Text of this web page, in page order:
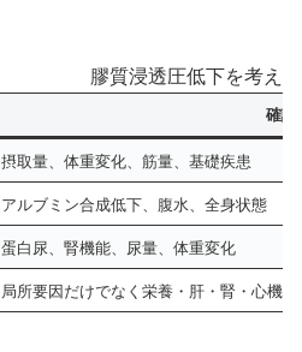
膠質浸透圧低下を考え
確認
摂取量、体重変化、筋量、基礎疾患
アルブミン合成低下、腹水、全身状態
蛋白尿、腎機能、尿量、体重変化
局所要因だけでなく栄養・肝・腎・心機